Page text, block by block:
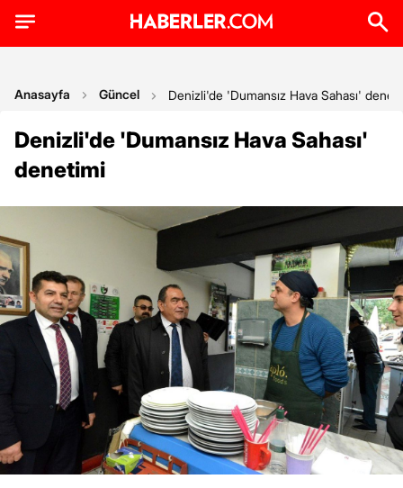
Anasayfa Güncel Denizli'de 'Dumansız Hava Sahası'
Denizli'de 'Dumansız Hava Sahası'
denetimi